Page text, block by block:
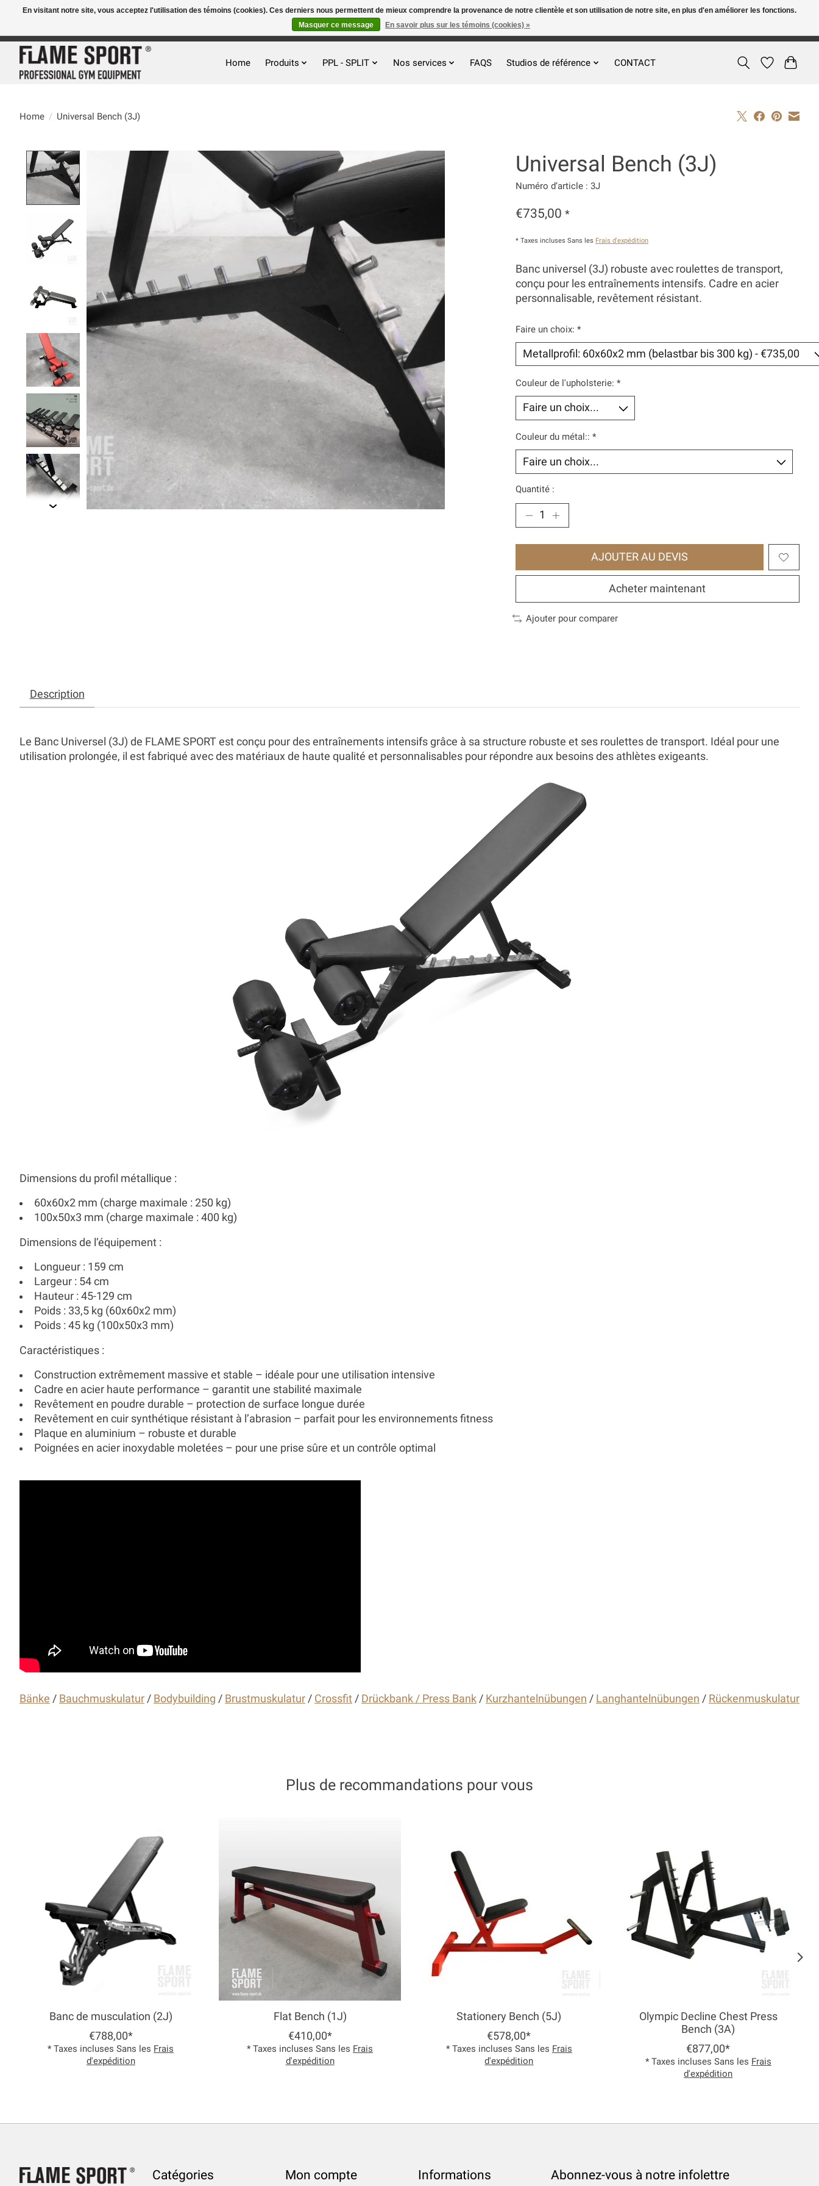
Home Produits PPL - SPLIT Nos services FAQS Studios de référence CONTACT
Home / Universal Bench (3J)
Product image slideshow Items Universal Bench (3J)
Numéro d’article : 3J
€735,00 *
* Taxes incluses Sans les Frais d'expédition
Banc universel (3J) robuste avec roulettes de transport,
conçu pour les entraînements intensifs. Cadre en acier
personnalisable, revêtement résistant.
Faire un choix: *
Couleur de l'upholsterie: *
Couleur du métal:: *
Quantité :
AJOUTER AU DEVIS
Acheter maintenant
Ajouter pour comparer
Description
Le Banc Universel (3J) de FLAME SPORT est conçu pour des entraînements intensifs grâce à sa structure robuste et ses roulettes de transport. Idéal pour une
utilisation prolongée, il est fabriqué avec des matériaux de haute qualité et personnalisables pour répondre aux besoins des athlètes exigeants.
Dimensions du profil métallique :
60x60x2 mm (charge maximale : 250 kg)
100x50x3 mm (charge maximale : 400 kg)
Dimensions de l’équipement :
Longueur : 159 cm
Largeur : 54 cm
Hauteur : 45-129 cm
Poids : 33,5 kg (60x60x2 mm)
Poids : 45 kg (100x50x3 mm)
Caractéristiques :
Construction extrêmement massive et stable – idéale pour une utilisation intensive
Cadre en acier haute performance – garantit une stabilité maximale
Revêtement en poudre durable – protection de surface longue durée
Revêtement en cuir synthétique résistant à l’abrasion – parfait pour les environnements fitness
Plaque en aluminium – robuste et durable
Poignées en acier inoxydable moletées – pour une prise sûre et un contrôle optimal
Bänke / Bauchmuskulatur / Bodybuilding / Brustmuskulatur / Crossfit / Drückbank / Press Bank / Kurzhantelnübungen / Langhantelnübungen / Rückenmuskulatur
Plus de recommandations pour vous
Banc de musculation (2J)
€788,00*
* Taxes incluses Sans les Frais
d'expédition
Flat Bench (1J)
€410,00*
* Taxes incluses Sans les Frais
d'expédition
Stationery Bench (5J)
€578,00*
* Taxes incluses Sans les Frais
d'expédition
Olympic Decline Chest Press
Bench (3A)
€877,00*
* Taxes incluses Sans les Frais
d'expédition
Catégories Mon compte Informations Abonnez-vous à notre infolettre
En visitant notre site, vous acceptez l'utilisation des témoins (cookies). Ces derniers nous permettent de mieux comprendre la provenance de notre clientèle et son utilisation de notre site, en plus d'en améliorer les fonctions.
Masquer ce message
En savoir plus sur les témoins (cookies) »